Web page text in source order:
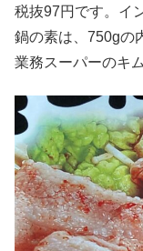
税抜97円です。イ
鍋の素は、750gの
業務スーパーのキ